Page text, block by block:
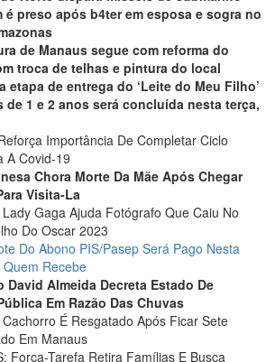
é preso após b4ter em esposa e sogra no
de Manaus segue com reforma do
troca de telhas e pintura do local
etapa de entrega do ‘Leite do Meu Filho’
de 1 e 2 anos será concluída nesta terça,
Importância De Completar Ciclo
A Covid-19
Chora Morte Da Mãe Após Chegar
Visita-La
Gaga Ajuda Fotógrafo Que Caiu No
Do Oscar 2023
Do Abono PIS/Pasep Será Pago Nesta
Recebe
David Almeida Decreta Estado De
Em Razão Das Chuvas
É Resgatado Após Ficar Sete
Em Manaus
Força-Tarefa Retira Famílias E Busca